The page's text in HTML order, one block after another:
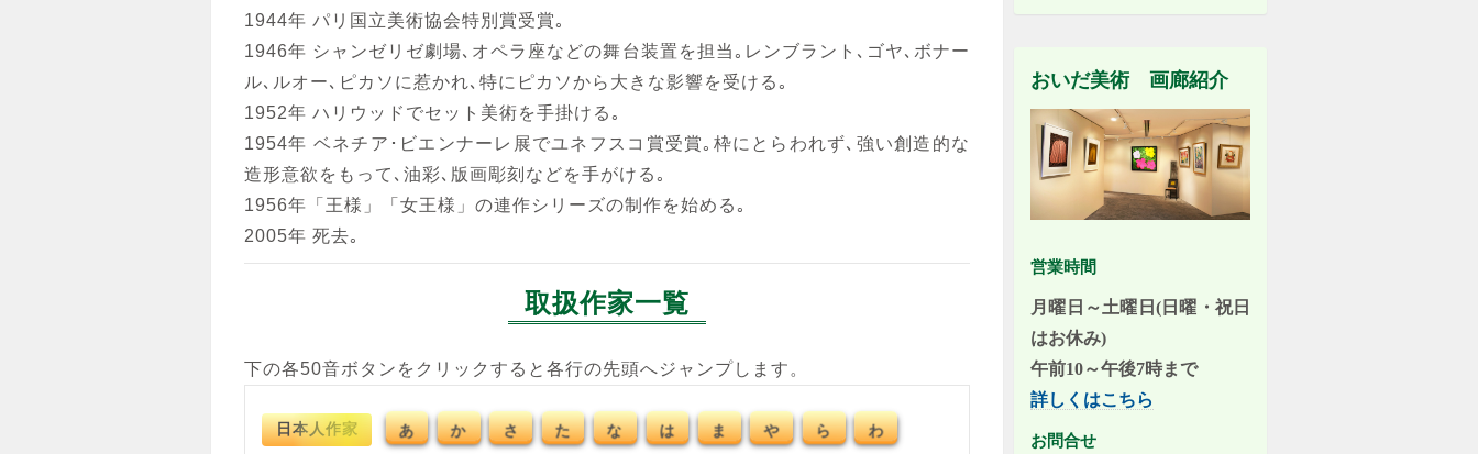
1944年 パリ国立美術協会特別賞受賞｡
1946年 シャンゼリゼ劇場､オペラ座などの舞台装置を担当｡レンブラント､ゴヤ､ボナー
ル､ルオー､ピカソに惹かれ､特にピカソから大きな影響を受ける｡
1952年 ハリウッドでセット美術を手掛ける｡
1954年 ベネチア･ビエンナーレ展でユネフスコ賞受賞｡枠にとらわれず､強い創造的な
造形意欲をもって､油彩､版画彫刻などを手がける｡
1956年「王様」「女王様」の連作シリーズの制作を始める｡
2005年 死去｡
取扱作家一覧
下の各50音ボタンをクリックすると各行の先頭へジャンプします。
日本人作家 あ か さ た な は ま や ら わ
おいだ美術 画廊紹介
営業時間
月曜日～土曜日(日曜・祝日
はお休み)
午前10～午後7時まで
詳しくはこちら
お問合せ